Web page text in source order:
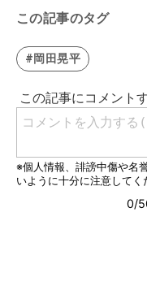
この記事のタグ
#岡田晃平